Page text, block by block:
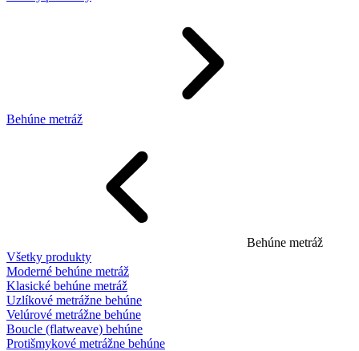
Behúne metráž
Behúne metráž
Všetky produkty
Moderné behúne metráž
Klasické behúne metráž
Uzlíkové metrážne behúne
Velúrové metrážne behúne
Boucle (flatweave) behúne
Protišmykové metrážne behúne